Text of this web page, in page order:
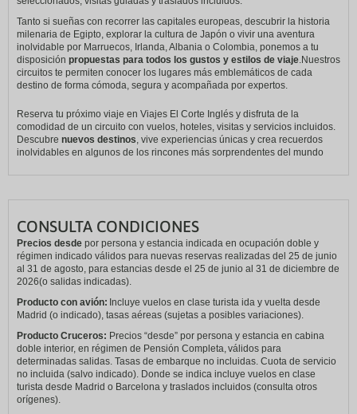
Tanto si sueñas con recorrer las capitales europeas, descubrir la historia
milenaria de Egipto, explorar la cultura de Japón o vivir una aventura
inolvidable por Marruecos, Irlanda, Albania o Colombia, ponemos a tu
disposición propuestas para todos los gustos y estilos de viaje.Nuestros
circuitos te permiten conocer los lugares más emblemáticos de cada
destino de forma cómoda, segura y acompañada por expertos.
Reserva tu próximo viaje en Viajes El Corte Inglés y disfruta de la
comodidad de un circuito con vuelos, hoteles, visitas y servicios incluidos.
Descubre nuevos destinos, vive experiencias únicas y crea recuerdos
inolvidables en algunos de los rincones más sorprendentes del mundo
CONSULTA CONDICIONES
Precios desde por persona y estancia indicada en ocupación doble y
régimen indicado válidos para nuevas reservas realizadas del 25 de junio
al 31 de agosto, para estancias desde el 25 de junio al 31 de diciembre de
2026(o salidas indicadas).
Producto con avión: Incluye vuelos en clase turista ida y vuelta desde
Madrid (o indicado), tasas aéreas (sujetas a posibles variaciones).
Producto Cruceros: Precios “desde” por persona y estancia en cabina
doble interior, en régimen de Pensión Completa, válidos para
determinadas salidas. Tasas de embarque no incluidas. Cuota de servicio
no incluida (salvo indicado). Donde se indica incluye vuelos en clase
turista desde Madrid o Barcelona y traslados incluidos (consulta otros
orígenes).